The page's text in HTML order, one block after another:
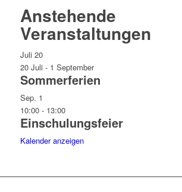
Anstehende
Veranstaltungen
Juli 20
20 Juli - 1 September
Sommerferien
Sep. 1
10:00- 13:00
Einschulungsfeier
Kalender anzeigen